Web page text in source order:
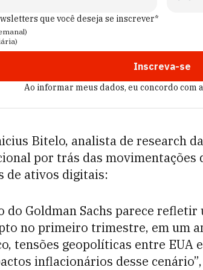
que você deseja se inscrever*
Inscreva-se
Ao informar meus dados, eu concordo com a
Bitelo, analista de research
por trás das movimentações
de ativos digitais:
do Goldman Sachs parece
no primeiro trimestre, em um
tensões geopolíticas entre EUA
inflacionários desse